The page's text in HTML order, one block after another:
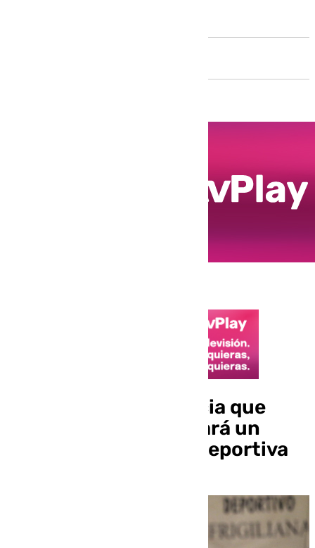
Silvia Arderius anuncia que
está embarazada y hará un
parón en su carrera deportiva